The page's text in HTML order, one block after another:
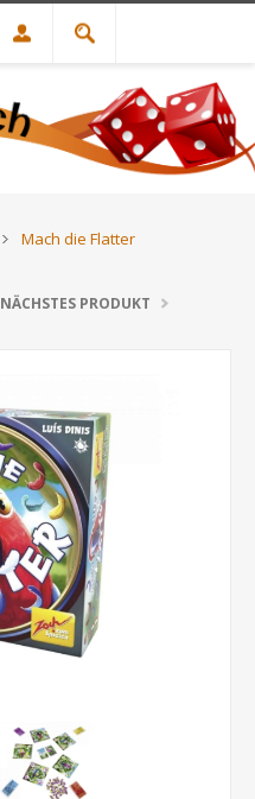
Mach die Flatter
NÄCHSTES PRODUKT